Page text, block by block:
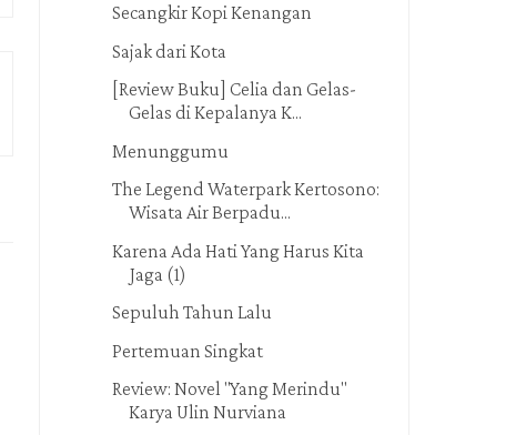
Secangkir Kopi Kenangan
Sajak dari Kota
[Review Buku] Celia dan Gelas-
Gelas di Kepalanya K...
Menunggumu
The Legend Waterpark Kertosono:
Wisata Air Berpadu...
Karena Ada Hati Yang Harus Kita
Jaga (1)
Sepuluh Tahun Lalu
Pertemuan Singkat
Review: Novel "Yang Merindu"
Karya Ulin Nurviana